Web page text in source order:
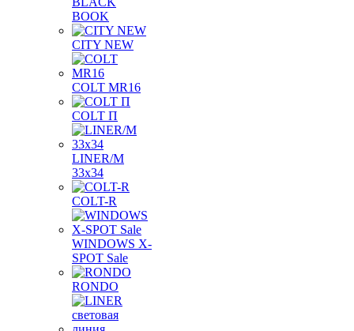
BOOK
CITY NEW
COLT MR16
COLT П
LINER/М
33х34
COLT-R
WINDOWS X-
SPOT Sale
RONDO